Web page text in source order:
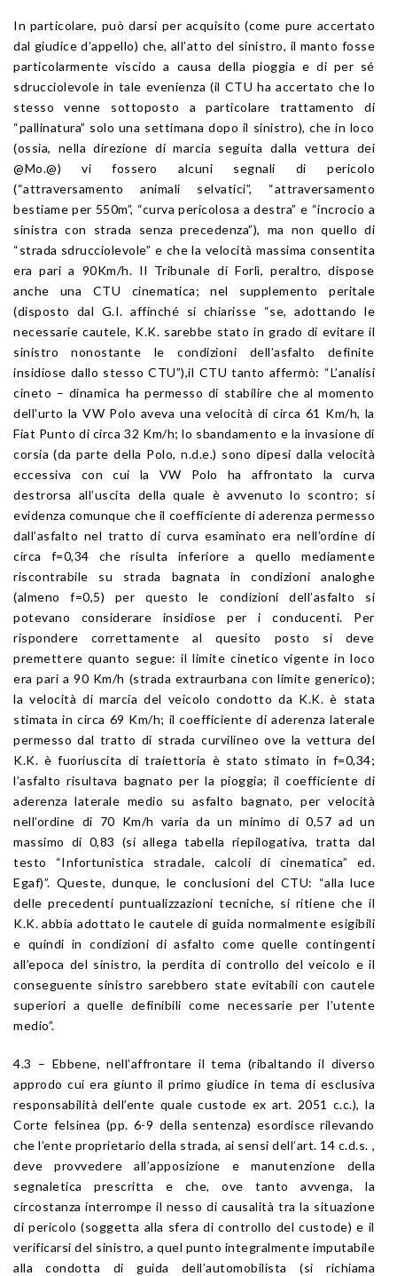
In particolare, può darsi per acquisito (come pure accertato
dal giudice d’appello) che, all’atto del sinistro, il manto fosse
particolarmente viscido a causa della pioggia e di per sé
sdrucciolevole in tale evenienza (il CTU ha accertato che lo
stesso venne sottoposto a particolare trattamento di
“pallinatura” solo una settimana dopo il sinistro), che in loco
(ossia, nella direzione di marcia seguita dalla vettura dei
@Mo.@) vi fossero alcuni segnali di pericolo
(“attraversamento animali selvatici”, “attraversamento
bestiame per 550m”, “curva pericolosa a destra” e “incrocio a
sinistra con strada senza precedenza”), ma non quello di
“strada sdrucciolevole” e che la velocità massima consentita
era pari a 90Km/h. Il Tribunale di Forlì, peraltro, dispose
anche una CTU cinematica; nel supplemento peritale
(disposto dal G.I. affinché si chiarisse “se, adottando le
necessarie cautele, K.K. sarebbe stato in grado di evitare il
sinistro nonostante le condizioni dell’asfalto definite
insidiose dallo stesso CTU”),il CTU tanto affermò: “L’analisi
cineto – dinamica ha permesso di stabilire che al momento
dell’urto la VW Polo aveva una velocità di circa 61 Km/h, la
Fiat Punto di circa 32 Km/h; lo sbandamento e la invasione di
corsia (da parte della Polo, n.d.e.) sono dipesi dalla velocità
eccessiva con cui la VW Polo ha affrontato la curva
destrorsa all’uscita della quale è avvenuto lo scontro; si
evidenza comunque che il coefficiente di aderenza permesso
dall’asfalto nel tratto di curva esaminato era nell’ordine di
circa f=0,34 che risulta inferiore a quello mediamente
riscontrabile su strada bagnata in condizioni analoghe
(almeno f=0,5) per questo le condizioni dell’asfalto si
potevano considerare insidiose per i conducenti. Per
rispondere correttamente al quesito posto si deve
premettere quanto segue: il limite cinetico vigente in loco
era pari a 90 Km/h (strada extraurbana con limite generico);
la velocità di marcia del veicolo condotto da K.K. è stata
stimata in circa 69 Km/h; il coefficiente di aderenza laterale
permesso dal tratto di strada curvilineo ove la vettura del
K.K. è fuoriuscita di traiettoria è stato stimato in f=0,34;
l’asfalto risultava bagnato per la pioggia; il coefficiente di
aderenza laterale medio su asfalto bagnato, per velocità
nell’ordine di 70 Km/h varia da un minimo di 0,57 ad un
massimo di 0,83 (si allega tabella riepilogativa, tratta dal
testo “Infortunistica stradale, calcoli di cinematica” ed.
Egaf)”. Queste, dunque, le conclusioni del CTU: “alla luce
delle precedenti puntualizzazioni tecniche, si ritiene che il
K.K. abbia adottato le cautele di guida normalmente esigibili
e quindi in condizioni di asfalto come quelle contingenti
all’epoca del sinistro, la perdita di controllo del veicolo e il
conseguente sinistro sarebbero state evitabili con cautele
superiori a quelle definibili come necessarie per l’utente
medio”.
4.3 – Ebbene, nell’affrontare il tema (ribaltando il diverso
approdo cui era giunto il primo giudice in tema di esclusiva
responsabilità dell’ente quale custode ex art. 2051 c.c.), la
Corte felsinea (pp. 6-9 della sentenza) esordisce rilevando
che l’ente proprietario della strada, ai sensi dell’art. 14 c.d.s. ,
deve provvedere all’apposizione e manutenzione della
segnaletica prescritta e che, ove tanto avvenga, la
circostanza interrompe il nesso di causalità tra la situazione
di pericolo (soggetta alla sfera di controllo del custode) e il
verificarsi del sinistro, a quel punto integralmente imputabile
alla condotta di guida dell’automobilista (si richiama